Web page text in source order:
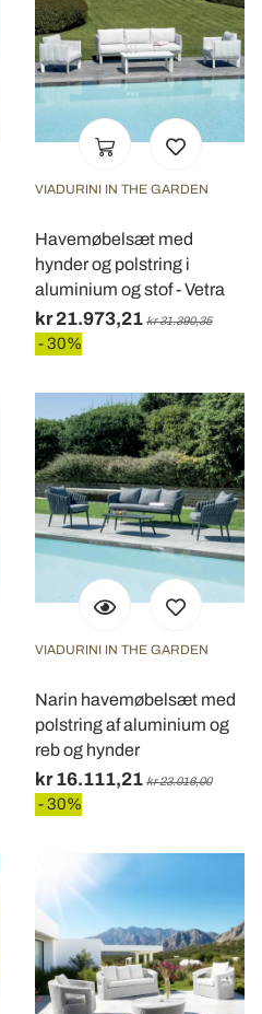
VIADURINI IN THE GARDEN
Havemøbelsæt med
hynder og polstring i
aluminium og stof - Vetra
kr 21.973,21 kr 31.390,35
- 30%
VIADURINI IN THE GARDEN
Narin havemøbelsæt med
polstring af aluminium og
reb og hynder
kr 16.111,21 kr 23.016,00
- 30%